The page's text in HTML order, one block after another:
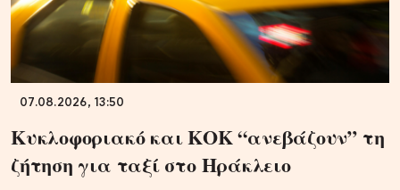
07.08.2026, 13:50
Κυκλοφοριακό και ΚΟΚ “ανεβάζουν” τη
ζήτηση για ταξί στο Ηράκλειο